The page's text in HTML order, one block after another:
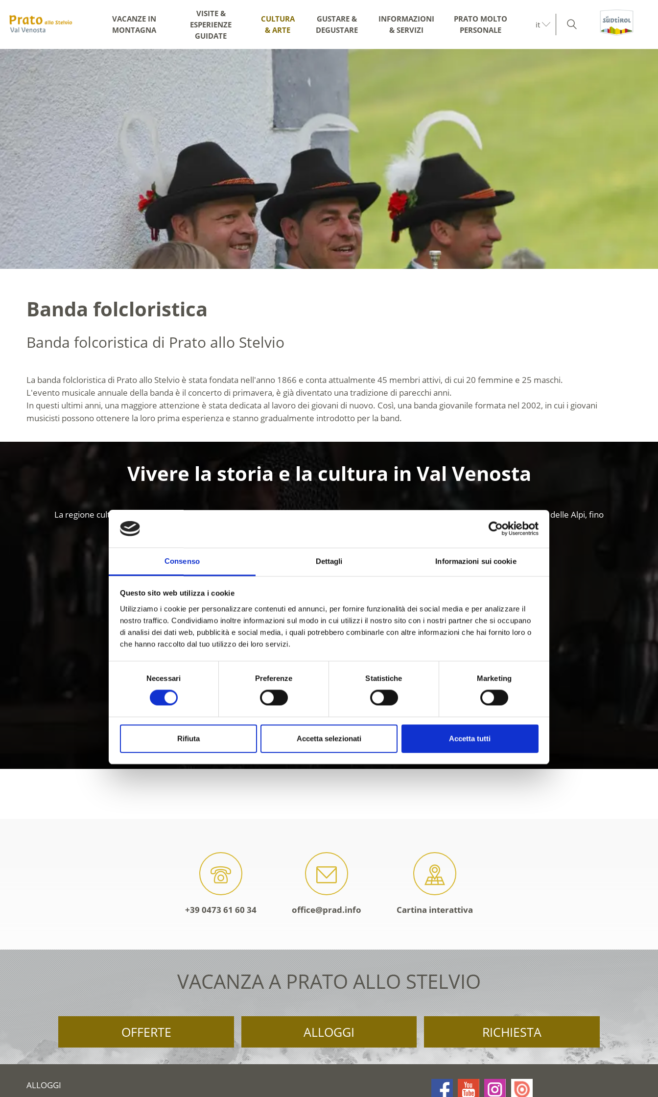
Consenso Dettagli Informazioni sui cookie
Questo sito web utilizza i cookie
Utilizziamo i cookie per personalizzare contenuti ed annunci, per fornire funzionalità dei social media e per analizzare il
nostro traffico. Condividiamo inoltre informazioni sul modo in cui utilizzi il nostro sito con i nostri partner che si occupano
di analisi dei dati web, pubblicità e social media, i quali potrebbero combinarle con altre informazioni che hai fornito loro o
che hanno raccolto dal tuo utilizzo dei loro servizi.
Necessari Preferenze Statistiche Marketing
Rifiuta Accetta selezionati Accetta tutti
VACANZE IN
MONTAGNA
VISITE &
ESPERIENZE
GUIDATE
CULTURA
& ARTE
GUSTARE &
DEGUSTARE
INFORMAZIONI
& SERVIZI
PRATO MOLTO
PERSONALE
it
Banda folcloristica
Banda folcoristica di Prato allo Stelvio
La banda folcloristica di Prato allo Stelvio è stata fondata nell'anno 1866 e conta attualmente 45 membri attivi, di cui 20 femmine e 25 maschi.
L'evento musicale annuale della banda è il concerto di primavera, è già diventato una tradizione di parecchi anni.
In questi ultimi anni, una maggiore attenzione è stata dedicata al lavoro dei giovani di nuovo. Così, una banda giovanile formata nel 2002, in cui i giovani
musicisti possono ottenere la loro prima esperienza e stanno gradualmente introdotto per la band.
Vivere la storia e la cultura in Val Venosta
La regione culturale della Val Venosta, in Alto Adige, è caratterizzata da usanze da vivere, tradizioni e modernità: dalla Via romanica delle Alpi, fino
+39 0473 61 60 34 office@prad.info Cartina interattiva
VACANZA A PRATO ALLO STELVIO
OFFERTE ALLOGGI RICHIESTA
ALLOGGI